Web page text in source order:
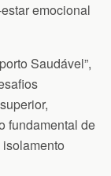
emocional
Saudável”,
fundamental de